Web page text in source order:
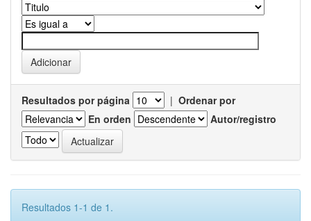
Resultados por página | Ordenar por
En orden
Autor/registro
Resultados 1-1 de 1.